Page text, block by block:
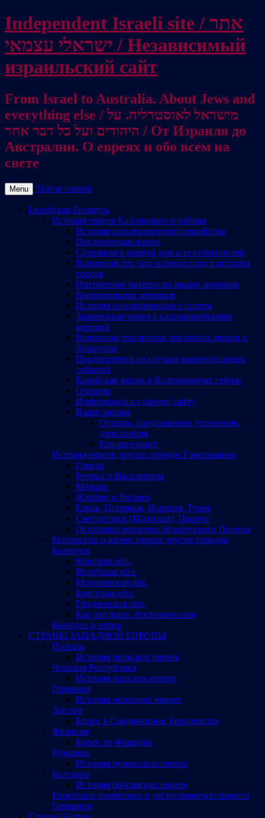
Independent Israeli site / אתר
ישראלי עצמאי / Независимый
израильский сайт
From Israel to Australia. About Jews and
everything else / מישראל לאוסטרליה. על
היהודים ועל כל דבר אחר / От Израиля до
Австралии. О евреях и обо всем на
свете
Menu Skip to content
Еврейская Беларусь
История евреев Калинкович и района
История калинковичского еврейства
Послевоенная жизнь
Сохраним в памяти дом и его обитателей
Вспомним тех, кто оставил след в истории
города
Интересные материалы наших земляков
Воспоминания земляков
История калинковичского спорта
Знаменитые евреи с калинковичскими
корнями
Вспомним трагически погибших евреев и
белорусов
Поздравления по случаю знаменательных
событий
Еврейская жизнь в Калинковичах сейчас
Озаричи
Информация к старому сайту
Ваши письма
Отзывы, предложения, уточнения,
дополнения
Кто кого ищет
История евреев других городов Гомельщины
Гомель
Речица и Василевичи
Мозырь
Жлобин и Рогачев
Ельск, Петриков, Наровля, Туров
Светлогорск (Шатилки), Паричи
Остальные местечки белорусского Полесья
Материалы о жизни евреев других городов
Беларуси
Минская обл.
Витебская обл.
Могилевская обл.
Брестская обл.
Гродненская обл.
Как это было. Воспоминания
Беларусь и евреи
СТРАНЫ ЗАПАДНОЙ ЕВРОПЫ
Польша
История польских евреев
Чешская Республика
История чешских евреев
Германия
История немецких евреев
Англия
Евреи в Соединенном Королевстве
Франция
Евреи во Франции
Румыния
История румынских евреев
Болгария
История болгарских евреев
Еврейские памятники и достопримечательности
Германии